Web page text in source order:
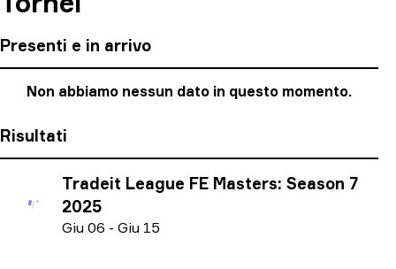
Presenti e in arrivo
Non abbiamo nessun dato in questo momento.
Risultati
Tradeit League FE Masters: Season 7
2025
Giu 06 - Giu 15